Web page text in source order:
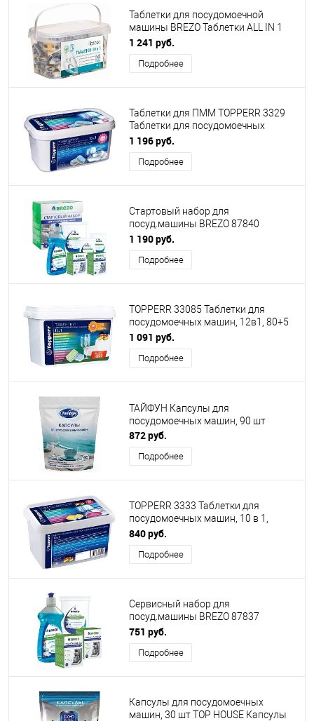
Таблетки для посудомоечной
машины BREZO Таблетки ALL IN 1
безфосфатные для посудомоечной
машины, 100 шт
1 241 руб.
Подробнее
Таблетки для ПММ TOPPERR 3329
Таблетки для посудомоечных
машин 10в1, 100 шт. в уп.
1 196 руб.
Подробнее
Стартовый набор для
посуд.машины BREZO 87840
Стартовый набор для
посудомоечной машины
1 190 руб.
Подробнее
TOPPERR 33085 Таблетки для
посудомоечных машин, 12в1, 80+5
шт. по 20 г
1 091 руб.
Подробнее
ТАЙФУН Капсулы для
посудомоечных машин, 90 шт
872 руб.
Подробнее
TOPPERR 3333 Таблетки для
посудомоечных машин, 10 в 1,
контейнер, 100 шт. по 10 г
840 руб.
Подробнее
Сервисный набор для
посуд.машины BREZO 87837
Сервисный набор для
посудомоечной машины
751 руб.
Подробнее
Капсулы для посудомоечных
машин, 30 шт TOP HOUSE Капсулы